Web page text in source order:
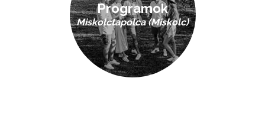
Programok
Miskolctapolca (Miskolc)